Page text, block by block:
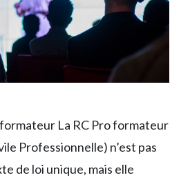
formateur La RC Pro formateur
Professionnelle) n’est pas
de loi unique, mais elle